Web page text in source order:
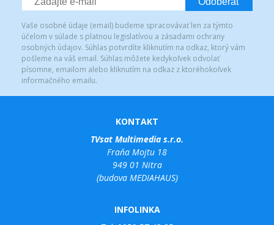
Vaše osobné údaje (email) budeme spracovávať len za týmto
účelom v súlade s platnou legislatívou a zásadami ochrany
osobných údajov. Súhlas potvrdíte kliknutím na odkaz, ktorý vám
pošleme na váš email. Súhlas môžete kedykoľvek odvolať
písomne, emailom alebo kliknutím na odkaz z ktoréhokoľvek
informačného emailu.
KONTAKT
TVsat Multimedia s.r.o.
Fraňa Mojtu 18
949 01 Nitra
(budova MEDIAHAUS)
INFOLINKA